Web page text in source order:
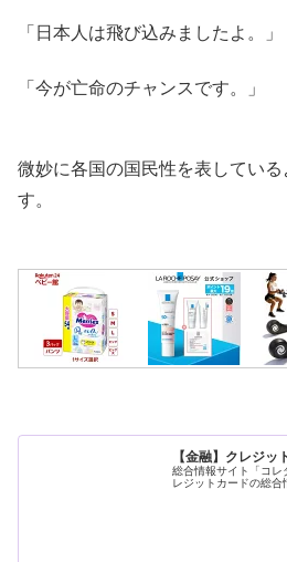
「日本人は飛び込みましたよ。」
「今が亡命のチャンスです。」
微妙に各国の国民性を表してい
す。
【金融】クレジッ
総合情報サイト「コレ
レジットカードの総合